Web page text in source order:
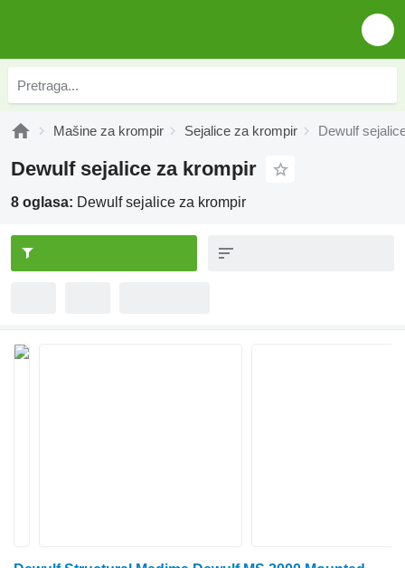
Mašine za krompir Sejalice za krompir Dewulf
Dewulf sejalice za krompir
8 oglasa: Dewulf sejalice za krompir